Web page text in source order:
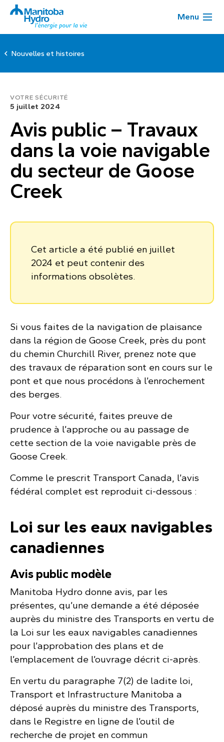
Menu
Nouvelles et histoires
VOTRE SÉCURITÉ
5 juillet 2024
Avis public – Travaux
dans la voie navigable
du secteur de Goose
Creek
Cet article a été publié en juillet
2024 et peut contenir des
informations obsolètes.
Si vous faites de la navigation de plaisance
dans la région de Goose Creek, près du pont
du chemin Churchill River, prenez note que
des travaux de réparation sont en cours sur le
pont et que nous procédons à l’enrochement
des berges.
Pour votre sécurité, faites preuve de
prudence à l’approche ou au passage de
cette section de la voie navigable près de
Goose Creek.
Comme le prescrit Transport Canada, l’avis
fédéral complet est reproduit ci-dessous :
Loi sur les eaux navigables
canadiennes
Avis public modèle
Manitoba Hydro donne avis, par les
présentes, qu’une demande a été déposée
auprès du ministre des Transports en vertu de
la Loi sur les eaux navigables canadiennes
pour l’approbation des plans et de
l’emplacement de l’ouvrage décrit ci-après.
En vertu du paragraphe 7(2) de ladite loi,
Transport et Infrastructure Manitoba a
déposé auprès du ministre des Transports,
dans le Registre en ligne de l’outil de
recherche de projet en commun